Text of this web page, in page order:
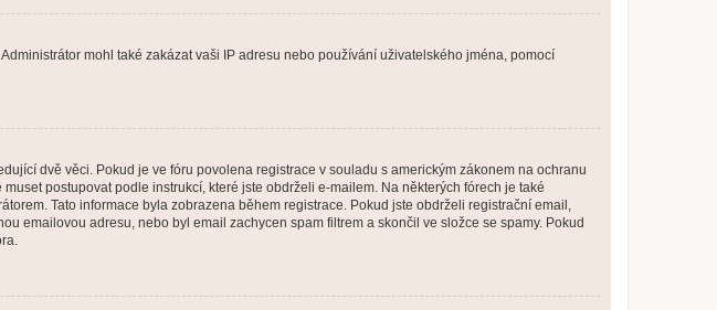
mohl také zakázat vaši IP adresu nebo používání uživatelského jména, pomocí
dvě věci. Pokud je ve fóru povolena registrace v souladu s americkým zákonem na ochranu
postupovat podle instrukcí, které jste obdrželi e-mailem. Na některých fórech je také
Tato informace byla zobrazena během registrace. Pokud jste obdrželi registrační email,
emailovou adresu, nebo byl email zachycen spam filtrem a skončil ve složce se spamy. Pokud